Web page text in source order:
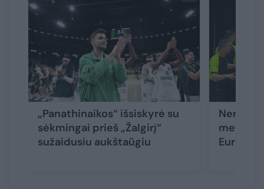
„Panathinaikos“ išsiskyrė su
sėkmingai prieš „Žalgirį“
sužaidusiu aukštaūgiu
metu